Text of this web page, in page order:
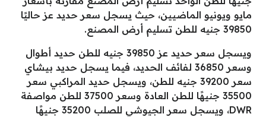
مايو ويونيو الماضيين، حيث يسجل سعر حديد عز حاليًا
39850 جنيه للطن تسليم أرض المصنع.
ويسجل سعر حديد عز 39850 جنيه للطن حديد أطوال
وسعر 36850 لفائف الحديد، فيما يسجل حديد بيشاي
سعر 39200 جنيه للطن، ويسجل حديد المراكبي سعر
35500 جنيهًا للطن العادة وسعر 37500 للطن مواصفة
DWR، ويسجل سعر الجيوشي للصلب 35200 جنيهًا